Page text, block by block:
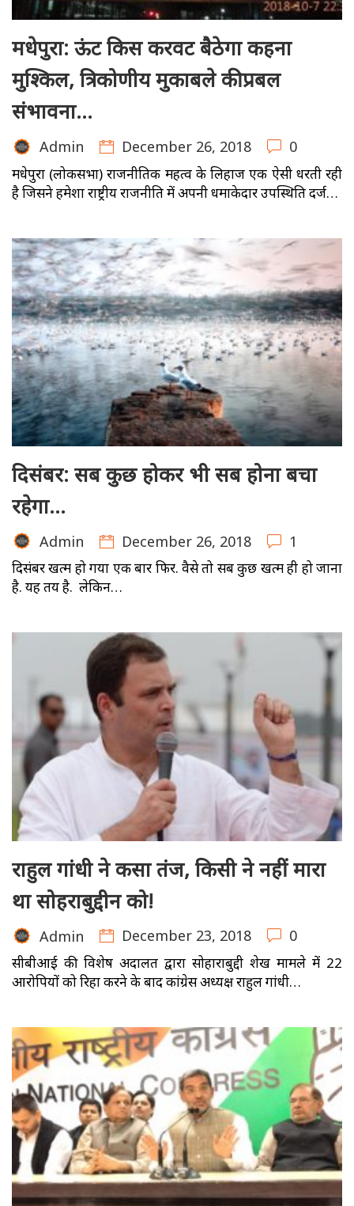
मधेपुरा: ऊंट किस करवट बैठेगा कहना
मुश्किल, त्रिकोणीय मुकाबले की प्रबल
संभावना…
Admin December 26, 2018 0
मधेपुरा (लोकसभा) राजनीतिक महत्व के लिहाज एक ऐसी धरती रही
है जिसने हमेशा राष्ट्रीय राजनीति में अपनी धमाकेदार उपस्थिति दर्ज…
दिसंबर: सब कुछ होकर भी सब होना बचा
रहेगा…
Admin December 26, 2018 1
दिसंबर खत्म हो गया एक बार फिर. वैसे तो सब कुछ खत्म ही हो जाना
है. यह तय है. लेकिन…
राहुल गांधी ने कसा तंज, किसी ने नहीं मारा
था सोहराबुद्दीन को!
Admin December 23, 2018 0
सीबीआई की विशेष अदालत द्वारा सोहाराबुद्दी शेख मामले में 22
आरोपियों को रिहा करने के बाद कांग्रेस अध्यक्ष राहुल गांधी…